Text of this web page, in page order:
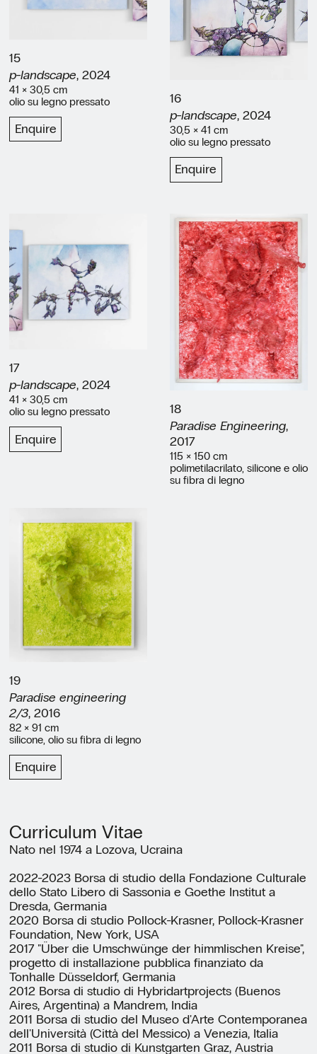
15
p-landscape, 2024
41 × 30,5 cm
olio su legno pressato
Enquire
16
p-landscape, 2024
30,5 × 41 cm
olio su legno pressato
Enquire
17
p-landscape, 2024
41 × 30,5 cm
olio su legno pressato
Enquire
18
Paradise Engineering,
2017
115 × 150 cm
polimetilacrilato, silicone e olio
su fibra di legno
19
Paradise engineering
2/3, 2016
82 × 91 cm
silicone, olio su fibra di legno
Enquire
Curriculum Vitae
Nato nel 1974 a Lozova, Ucraina
2022-2023 Borsa di studio della Fondazione Culturale
dello Stato Libero di Sassonia e Goethe Institut a
Dresda, Germania
2020 Borsa di studio Pollock-Krasner, Pollock-Krasner
Foundation, New York, USA
2017 "Über die Umschwünge der himmlischen Kreise",
progetto di installazione pubblica finanziato da
Tonhalle Düsseldorf, Germania
2012 Borsa di studio di Hybridartprojects (Buenos
Aires, Argentina) a Mandrem, India
2011 Borsa di studio del Museo d'Arte Contemporanea
dell'Università (Città del Messico) a Venezia, Italia
2011 Borsa di studio di Kunstgarten Graz, Austria